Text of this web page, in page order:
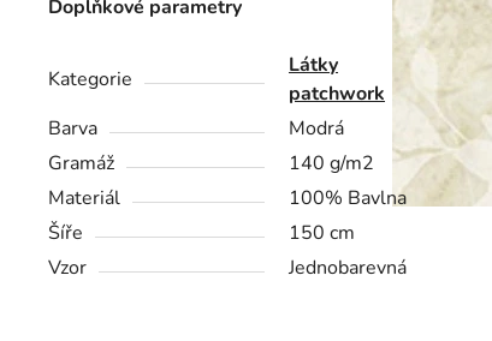
Doplňkové parametry
Kategorie
Látky
patchwork
Barva
Modrá
Gramáž
140 g/m2
Materiál
100% Bavlna
Šíře
150 cm
Vzor
Jednobarevná